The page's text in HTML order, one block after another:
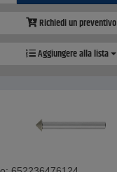
Richiedi un preventivo
Aggiungere alla lista